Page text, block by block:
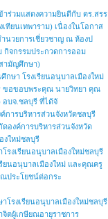
าร่วมแสดงความยินดีกับ ดร.สรร
ทียนเทพาราม) เนื่องในโอกาส
นวยการเชี่ยวชาญ ณ ห้องป
กิจกรรมประกวดการออม
สามัญศึกษา)
กษา โรงเรียนอนุบาลเมืองใหม่
ขอขอบพระคุณ นายวิทยา คุณ
อบจ.ชลบุรี ที่ได้จั
การบริหารส่วนจังหวัดชลบุรี
องค์การบริหารส่วนจังหวัด
งใหม่ชลบุรี
รงเรียนอนุบาลเมืองใหม่ชลบุรี
ยนอนุบาลเมืองใหม่ และคุณครู
ณประโยชน์ต่อกระ
โรงเรียนอนุบาลเมืองใหม่ชลบุรี
ตผู้เกษียณอายุราชการ